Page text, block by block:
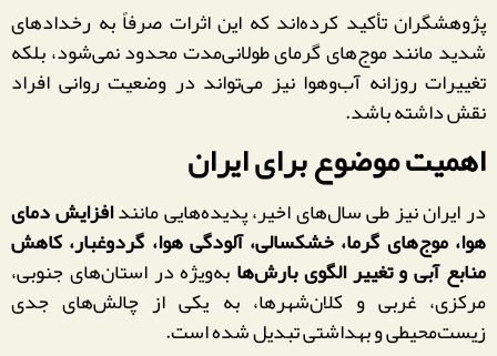
پژوهشگران تأکید کرده‌اند که این اثرات صرفاً به رخدادهای
شدید مانند موج‌های گرمای طولانی‌مدت محدود نمی‌شود، بلکه
تغییرات روزانه آب‌وهوا نیز می‌تواند در وضعیت روانی افراد
نقش داشته باشد.
اهمیت موضوع برای ایران
در ایران نیز طی سال‌های اخیر، پدیده‌هایی مانندافزایش دمای
هوا، موج‌های گرما، خشکسالی، آلودگی هوا، گردوغبار، کاهش
منابع آبی و تغییر الگوی بارش‌هابه‌ویژه در استان‌های جنوبی،
مرکزی، غربی و کلان‌شهرها، به یکی از چالش‌های جدی
زیست‌محیطی و بهداشتی تبدیل شده است.